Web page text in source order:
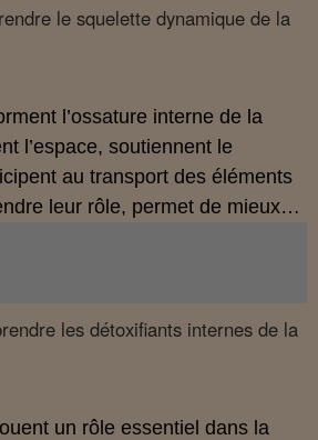
le squelette dynamique de la
l’ossature interne de la
l’espace, soutiennent le
au transport des éléments
leur rôle, permet de mieux
terrain cellulaire, stable et
les détoxifiants internes de la
un rôle essentiel dans la